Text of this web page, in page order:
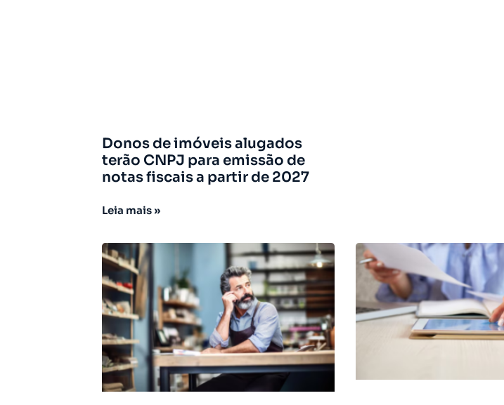
Donos de imóveis alugados
terão CNPJ para emissão de
notas fiscais a partir de 2027
Leia mais »